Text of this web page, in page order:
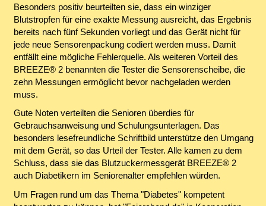
Besonders positiv beurteilten sie, dass ein winziger
Blutstropfen für eine exakte Messung ausreicht, das Ergebnis
bereits nach fünf Sekunden vorliegt und das Gerät nicht für
jede neue Sensorenpackung codiert werden muss. Damit
entfällt eine mögliche Fehlerquelle. Als weiteren Vorteil des
BREEZE® 2 benannten die Tester die Sensorenscheibe, die
zehn Messungen ermöglicht bevor nachgeladen werden
muss.
Gute Noten verteilten die Senioren überdies für
Gebrauchsanweisung und Schulungsunterlagen. Das
besonders lesefreundliche Schriftbild unterstütze den Umgang
mit dem Gerät, so das Urteil der Tester. Alle kamen zu dem
Schluss, dass sie das Blutzuckermessgerät BREEZE® 2
auch Diabetikern im Seniorenalter empfehlen würden.
Um Fragen rund um das Thema "Diabetes" kompetent